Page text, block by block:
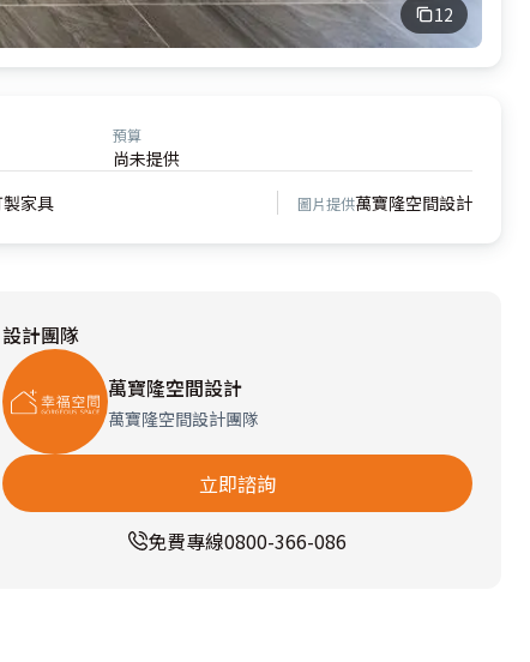
12
預算
尚未提供
家具 圖片提供萬寶隆空間設計
設計團隊
萬寶隆空間設計
萬寶隆空間設計團隊
立即諮詢
免費專線0800-366-086